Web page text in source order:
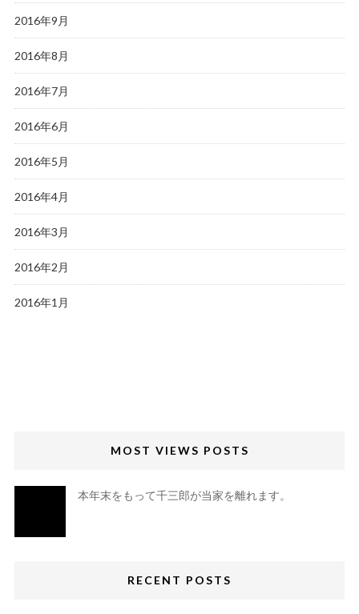
2016年9月
2016年8月
2016年7月
2016年6月
2016年5月
2016年4月
2016年3月
2016年2月
2016年1月
MOST VIEWS POSTS
本年末をもって千三郎が当家を離れます。
RECENT POSTS